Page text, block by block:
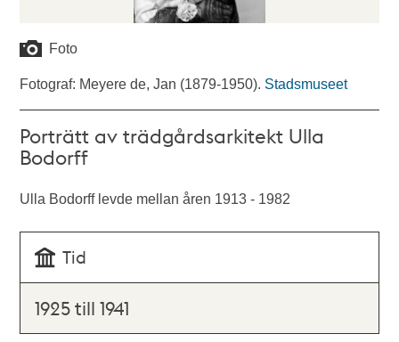
Foto
Fotograf: Meyere de, Jan (1879-1950). Stadsmuseet
Porträtt av trädgårdsarkitekt Ulla
Bodorff
Ulla Bodorff levde mellan åren 1913 - 1982
Tid
1925 till 1941